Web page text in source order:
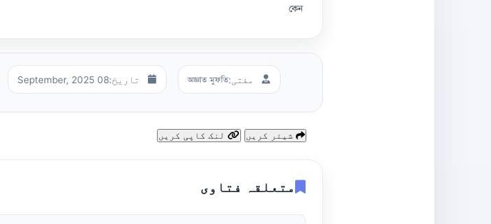
কেন
مفتی:অজ্ঞাত মুফতি تاریخ:08 September, 2025
متعلقہ فتاوی